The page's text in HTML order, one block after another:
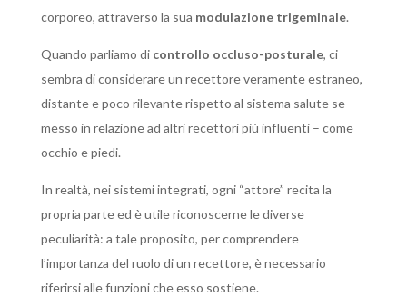
corporeo, attraverso la sua modulazione trigeminale.
Quando parliamo di controllo occluso-posturale, ci
sembra di considerare un recettore veramente estraneo,
distante e poco rilevante rispetto al sistema salute se
messo in relazione ad altri recettori più influenti – come
occhio e piedi.
In realtà, nei sistemi integrati, ogni “attore” recita la
propria parte ed è utile riconoscerne le diverse
peculiarità: a tale proposito, per comprendere
l’importanza del ruolo di un recettore, è necessario
riferirsi alle funzioni che esso sostiene.